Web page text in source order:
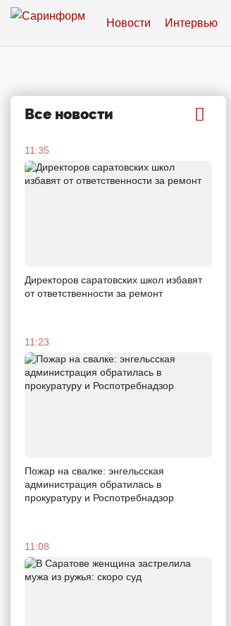
Новости Интервью
Все новости
11:35
Директоров саратовских школ избавят
от ответственности за ремонт
11:23
Пожар на свалке: энгельсская
администрация обратилась в
прокуратуру и Роспотребнадзор
11:08